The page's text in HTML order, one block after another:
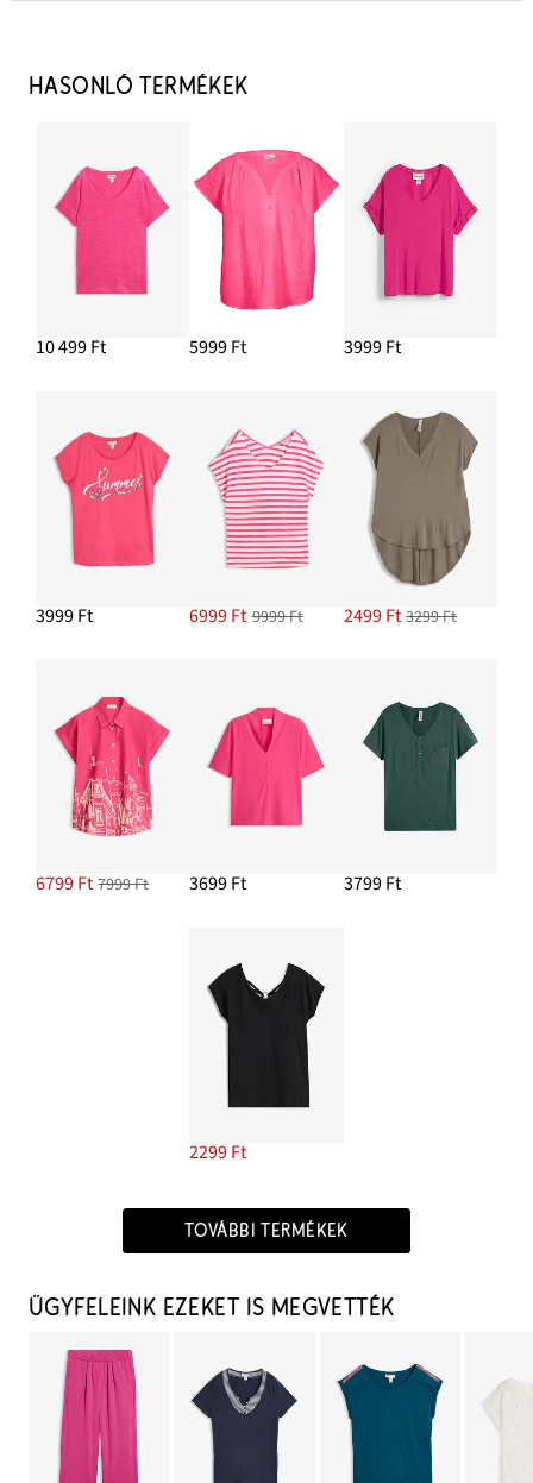
4299 Ft
Kis fülbevaló virágmintás dizájnban
3299 Ft
HOZZÁADÁS A KOSÁRHOZ
Dzsörzé nadrág puha viszkózból
11 999 Ft
HOZZÁADÁS A KOSÁRHOZ
HASONLÓ TERMÉKEK
10 499 Ft 5999 Ft 3999 Ft
3999 Ft 6999 Ft 9999 Ft 2499 Ft 3299 Ft
6799 Ft 7999 Ft 3699 Ft 3799 Ft
2299 Ft
TOVÁBBI TERMÉKEK
ÜGYFELEINK EZEKET IS MEGVETTÉK